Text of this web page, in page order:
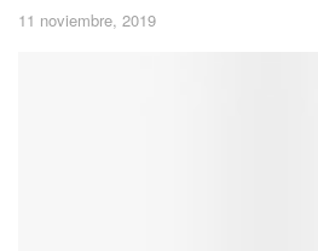
11 noviembre, 2019